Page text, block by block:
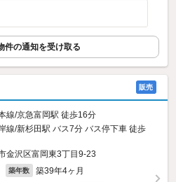
件の通知を受け取る
販売
線/京急富岡駅 徒歩16分
線/新杉田駅 バス7分 バス停下車 徒歩
金沢区富岡東3丁目9-23
築年数 築39年4ヶ月